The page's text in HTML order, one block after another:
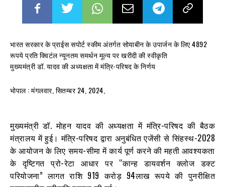
भारत सरकार के प्राईस सपोर्ट स्कीम अंतर्गत सोयाबीन के उपार्जन के लिए 4892
रूपये प्रति क्विटंल न्यूनतम समर्थन मूल्य पर खरीदी की स्वीकृति
मुख्यमंत्री डॉ. यादव की अध्यक्षता में मंत्रि-परिषद के निर्णय
भोपाल : मंगलवार, सितम्बर 24, 2024,
मुख्यमंत्री डॉ. मोहन यादव की अध्यक्षता में मंत्रि-परिषद की बैठक
मंत्रालय में हुई। मंत्रि-परिषद द्वारा अनुबंधित एजेंसी से सिंहस्थ-2028
के आयोजन के लिए समय-सीमा में कार्य पूर्ण करने की महती आवश्यकता
के दृष्टिगत प्रो-रेटा आधार पर “कान्ह डायवर्शन क्लोज डक्ट
परियोजना” लागत राशि 919 करोड़ 94लाख रूपये की पुनरीक्षित